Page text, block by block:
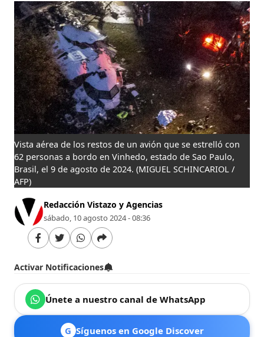
Vista aérea de los restos de un avión que se estrelló con
62 personas a bordo en Vinhedo, estado de Sao Paulo,
Brasil, el 9 de agosto de 2024. (MIGUEL SCHINCARIOL /
AFP)
Redacción Vistazo y Agencias
sábado, 10 agosto 2024 - 08:36
Activar Notificaciones
Únete a nuestro canal de WhatsApp
G Síguenos en Google Discover